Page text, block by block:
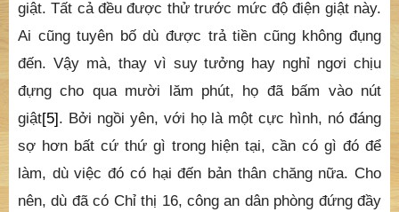
giật. Tất cả đều được thử trước mức độ điện giật này.
Ai cũng tuyên bố dù được trả tiền cũng không đụng
đến. Vậy mà, thay vì suy tưởng hay nghỉ ngơi chịu
đựng cho qua mười lăm phút, họ đã bấm vào nút
giật[5]. Bởi ngồi yên, với họ là một cực hình, nó đáng
sợ hơn bất cứ thứ gì trong hiện tại, cần có gì đó để
làm, dù việc đó có hại đến bản thân chăng nữa. Cho
nên, dù đã có Chỉ thị 16, công an dân phòng đứng đầy